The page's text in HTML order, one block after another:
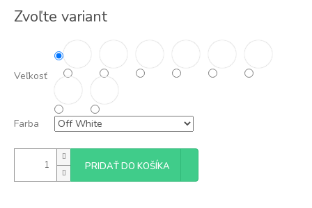
cena:
Zvoľte variant
Veľkosť
Farba
PRIDAŤ DO KOŠÍKA